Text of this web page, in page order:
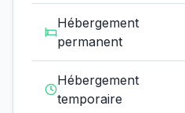
Hébergement
permanent
Hébergement
temporaire